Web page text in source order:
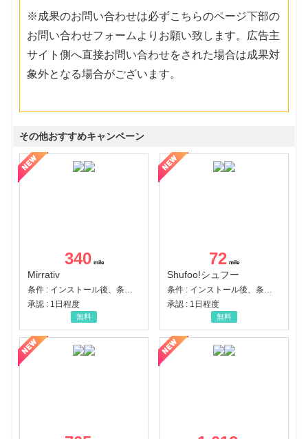
※成果のお問い合わせは必ずこちらのページ下部の
お問い合わせフォームよりお願い致します。広告主
サイト側へ直接お問い合わせをされた場合は成果対
象外となる場合がございます。
その他おすすめキャンペーン
340
Mirrativ
条件 : インストール後、条件達成
承認 : 1日程度
無料
72
Shufoo!シュフー
条件 : インストール後、条件達成
承認 : 1日程度
無料